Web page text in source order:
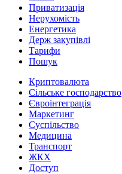
Приватизація
Нерухомість
Енергетика
Держ закупівлі
Тарифи
Пошук
Криптовалюта
Сільське господарство
Євроінтеграція
Маркетинг
Суспільство
Медицина
Транспорт
ЖКХ
Доступ